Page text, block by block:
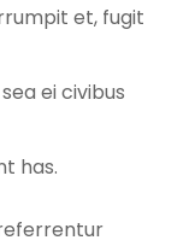
et, fugit
ei civibus
has.